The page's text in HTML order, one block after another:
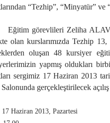
“Tezhip”, “Minyatür” ve
görevlileri Zeliha ALAV,
olan kurslarımızda Tezhip
oluşan 48 kursiyer
yapmış oldukları
sergimiz 17 Haziran 2013
gerçekleştirilecek
Haziran 2013, Pazartesi